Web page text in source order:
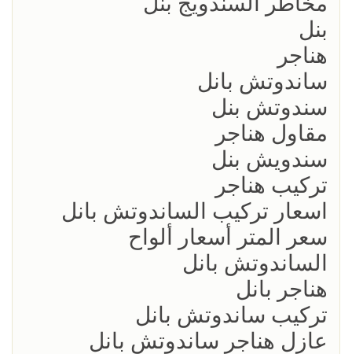
بنل
هناجر
ساندوتش بانل
سندوتش بنل
مقاول هناجر
سندويش بنل
تركيب هناجر
اسعار تركيب الساندوتش بانل
سعر المتر أسعار ألواح
الساندوتش بانل
هناجر بانل
تركيب ساندوتش بانل
عازل هناجر ساندوتش بانل